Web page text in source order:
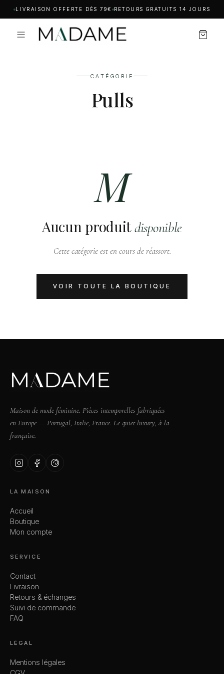
LIVRAISON OFFERTE DÈS 79€ RETOURS GRATUITS 14 JOURS
CATÉGORIE
Pulls
M
Aucun produitdisponible
Cette catégorie est en cours de réassort.
VOIR TOUTE LA BOUTIQUE
Maison de mode féminine. Pièces intemporelles fabriquées
en Europe — Portugal, Italie, France. Le quiet luxury, à la
française.
LA MAISON
Accueil
Boutique
Mon compte
SERVICE
Contact
Livraison
Retours & échanges
Suivi de commande
FAQ
LÉGAL
Mentions légales